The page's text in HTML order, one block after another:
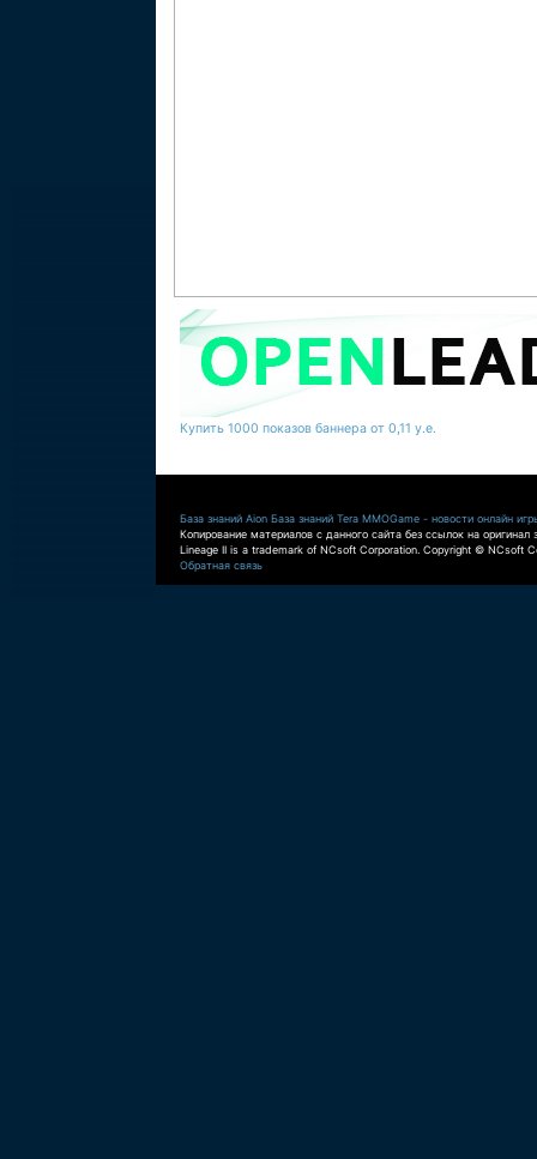
Купить 1000 показов баннера от 0,11 у.е.
База знаний Aion База знаний Tera MMOGame - новости онлайн
Копирование материалов с данного сайта без ссылок на оригинал
Lineage II is a trademark of NCsoft Corporation. Copyright © NCsoft
Обратная связь